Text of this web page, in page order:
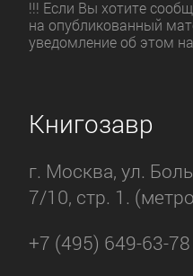
!!! Если Вы хотите
на опубликованный
уведомление об этом
Книгозавр
г. Москва, ул.
7/10, стр. 1.
+7 (495) 649-63-78